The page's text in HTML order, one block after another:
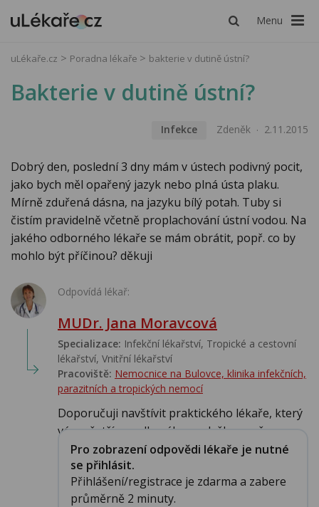
Menu
uLékaře.cz Poradna lékaře bakterie v dutině ústní?
Bakterie v dutině ústní?
Infekce Zdeněk 2.11.2015
Dobrý den, poslední 3 dny mám v ústech podivný pocit,
jako bych měl opařený jazyk nebo plná ústa plaku.
Mírně zduřená dásna, na jazyku bílý potah. Tuby si
čistím pravidelně včetně proplachování ústní vodou. Na
jakého odborného lékaře se mám obrátit, popř. co by
mohlo být příčinou? děkuji
Odpovídá lékař:
MUDr. Jana Moravcová
Specializace: Infekční lékařství‎, Tropické a cestovní
lékařství‎, Vnitřní lékařství
Pracoviště: Nemocnice na Bulovce, klinika infekčních,
parazitních a tropických nemocí
Doporučuji navštívit praktického lékaře, který
vás vyšetří a podle nálezu odešle na př...
Pro zobrazení odpovědi lékaře je nutné
se přihlásit.
Přihlášení/registrace je zdarma a zabere
průměrně 2 minuty.